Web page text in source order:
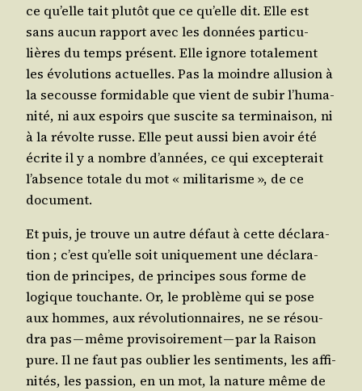
ce qu’elle tait plu­tôt que ce qu’elle dit. Elle est
sans aucun rap­port avec les don­nées par­ti­cu­
lières du temps pré­sent. Elle ignore tota­le­ment
les évo­lu­tions actuelles. Pas la moindre allu­sion à
la secousse for­mi­dable que vient de subir l’hu­ma­
ni­té, ni aux espoirs que sus­cite sa ter­mi­nai­son, ni
à la révolte russe. Elle peut aus­si bien avoir été
écrite il y a nombre d’an­nées, ce qui excep­te­rait
l’ab­sence totale du mot « mili­ta­risme », de ce
document.
Et puis, je trouve un autre défaut à cette décla­ra­
tion ; c’est qu’elle soit uni­que­ment une décla­ra­
tion de prin­cipes, de prin­cipes sous forme de
logique tou­chante. Or, le pro­blème qui se pose
aux hommes, aux révo­lu­tion­naires, ne se résou­
dra pas — même pro­vi­soi­re­ment — par la Rai­son
pure. Il ne faut pas oublier les sen­ti­ments, les affi­
ni­tés, les pas­sion, en un mot, la nature même de